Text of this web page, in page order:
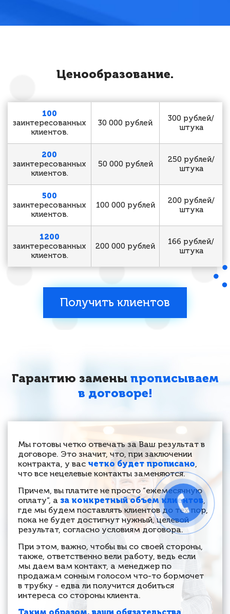
Ценообразование.
100
заинтересованных
клиентов.
30 000 рублей
300 рублей/
штука
200
заинтересованных
клиентов.
50 000 рублей
250 рублей/
штука
500
заинтересованных
клиентов.
100 000 рублей
200 рублей/
штука
1200
заинтересованных
клиентов.
200 000 рублей
166 рублей/
штука
Получить клиентов
Гарантию замены прописываем
в договоре!
Мы готовы четко отвечать за Ваш результат в
договоре. Это значит, что, при заключении
контракта, у вас четко будет прописано,
что все нецелевые контакты заменяются.
Причем, вы платите не просто “ежемесячную
оплату”, а за конкретный объем клиентов,
где мы будем поставлять клиентов до тех пор,
пока не будет достигнут нужный, целевой
результат, согласно условиям договора.
При этом, важно, чтобы вы со своей стороны,
также, ответственно вели работу, ведь если
мы даем вам контакт, а менеджер по
продажам сонным голосом что-то бормочет
в трубку - едва ли получится добиться
интереса со стороны клиента.